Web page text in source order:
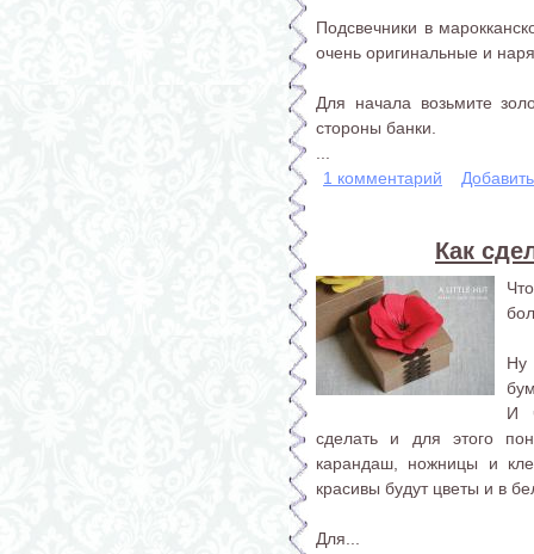
Подсвечники в
очень оригинальные и
Для начала возьмите
стороны банки.
1 комментарий
Как
Ну
И
сделать и для этого
карандаш, ножницы и
красивы будут цветы и в
Для...